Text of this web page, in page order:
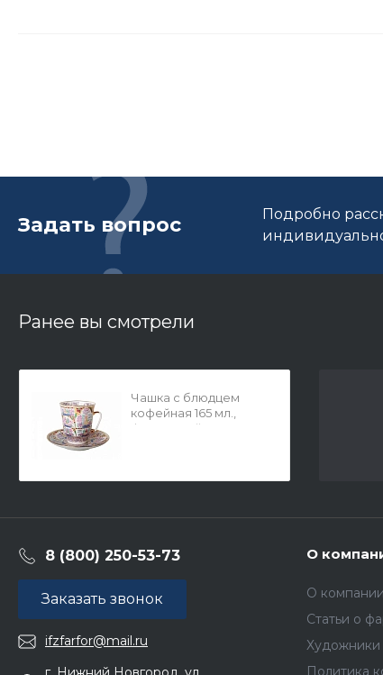
Задать вопрос
Подробно
Ранее вы смотрели
Чашка с блюдцем
кофейная 165 мл.,
форма Майская,
8 (800) 250-53-73
Заказать звонок
ifzfarfor@mail.ru
О
О компании
Статьи о
Политика